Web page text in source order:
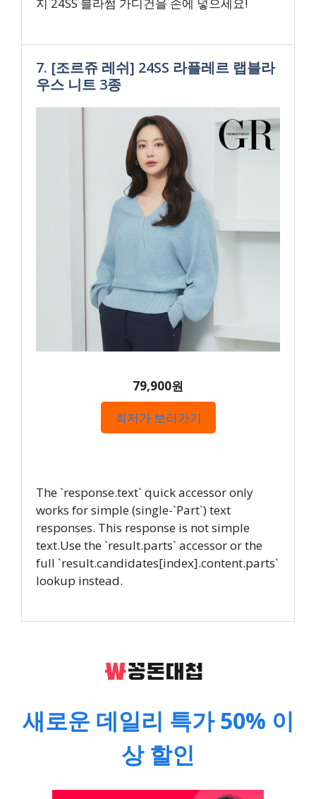
7. [조르쥬 레쉬] 24SS 라플레르 랩블라
우스 니트 3종
79,900원
최저가 보러가기
The `response.text` quick accessor only
works for simple (single-`Part`) text
responses. This response is not simple
text.Use the `result.parts` accessor or the
full `result.candidates[index].content.parts`
lookup instead.
새로운 데일리 특가 50% 이
상 할인